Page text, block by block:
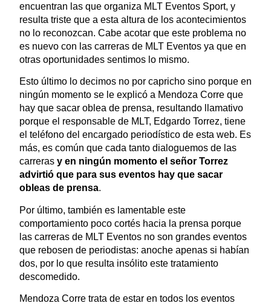
encuentran las que organiza MLT Eventos Sport, y
resulta triste que a esta altura de los acontecimientos
no lo reconozcan. Cabe acotar que este problema no
es nuevo con las carreras de MLT Eventos ya que en
otras oportunidades sentimos lo mismo.
Esto último lo decimos no por capricho sino porque en
ningún momento se le explicó a Mendoza Corre que
hay que sacar oblea de prensa, resultando llamativo
porque el responsable de MLT, Edgardo Torrez, tiene
el teléfono del encargado periodístico de esta web. Es
más, es común que cada tanto dialoguemos de las
carreras y en ningún momento el señor Torrez
advirtió que para sus eventos hay que sacar
obleas de prensa.
Por último, también es lamentable este
comportamiento poco cortés hacia la prensa porque
las carreras de MLT Eventos no son grandes eventos
que rebosen de periodistas: anoche apenas si habían
dos, por lo que resulta insólito este tratamiento
descomedido.
Mendoza Corre trata de estar en todos los eventos